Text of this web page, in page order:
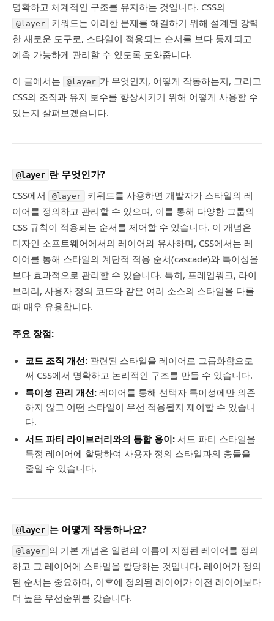
명확하고 체계적인 구조를 유지하는 것입니다. CSS의
@layer
키워드는 이러한 문제를 해결하기 위해 설계된 강력
한 새로운 도구로, 스타일이 적용되는 순서를 보다 통제되고
예측 가능하게 관리할 수 있도록 도와줍니다.
이 글에서는 @layer 가 무엇인지, 어떻게 작동하는지, 그리고
CSS의 조직과 유지 보수를 향상시키기 위해 어떻게 사용할 수
있는지 살펴보겠습니다.
@layer 란 무엇인가?
CSS에서 @layer
키워드를 사용하면 개발자가 스타일의 레
이어를 정의하고 관리할 수 있으며, 이를 통해 다양한 그룹의
CSS 규칙이 적용되는 순서를 제어할 수 있습니다. 이 개념은
디자인 소프트웨어에서의 레이어와 유사하며, CSS에서는 레
이어를 통해 스타일의 계단적 적용 순서(cascade)와 특이성을
보다 효과적으로 관리할 수 있습니다. 특히, 프레임워크, 라이
브러리, 사용자 정의 코드와 같은 여러 소스의 스타일을 다룰
때 매우 유용합니다.
주요 장점:
코드 조직 개선: 관련된 스타일을 레이어로 그룹화함으로
써 CSS에서 명확하고 논리적인 구조를 만들 수 있습니다.
특이성 관리 개선: 레이어를 통해 선택자 특이성에만 의존
하지 않고 어떤 스타일이 우선 적용될지 제어할 수 있습니
다.
서드 파티 라이브러리와의 통합 용이: 서드 파티 스타일을
특정 레이어에 할당하여 사용자 정의 스타일과의 충돌을
줄일 수 있습니다.
@layer 는 어떻게 작동하나요?
@layer 의 기본 개념은 일련의 이름이 지정된 레이어를 정의
하고 그 레이어에 스타일을 할당하는 것입니다. 레이어가 정의
된 순서는 중요하며, 이후에 정의된 레이어가 이전 레이어보다
더 높은 우선순위를 갖습니다.